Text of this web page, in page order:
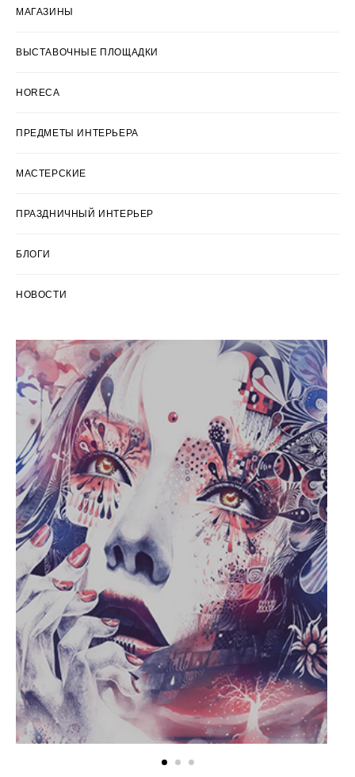
МАГАЗИНЫ
ВЫСТАВОЧНЫЕ ПЛОЩАДКИ
HORECA
ПРЕДМЕТЫ ИНТЕРЬЕРА
МАСТЕРСКИЕ
ПРАЗДНИЧНЫЙ ИНТЕРЬЕР
БЛОГИ
НОВОСТИ